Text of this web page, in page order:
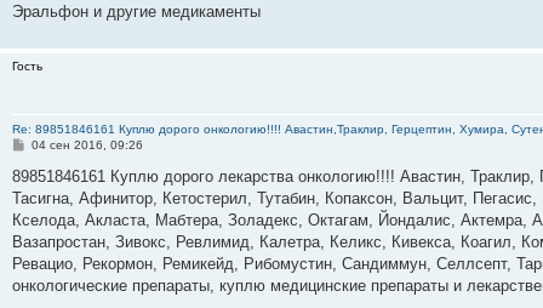
Эральфон и другие медикаменты
Гость
Re: 89851846161 Куплю дорого онкологию!!!! Авастин,Траклир, Герцептин, Хумира,
С
о
щ
е
и
е
04 сен 2016, 09:26
89851846161 Куплю дорого лекарства онкологию!!!! Авастин,
Тасигна, Афинитор, Кетостерил, Тутабин, Копаксон, Вальцит,
Кселода, Акласта, Мабтера, Золадекс, Октагам, Йондалис, Актемра,
Вазапростан, Зивокс, Ревлимид, Калетра, Келикс, Кивекса, Коагил,
Ревацио, Рекормон, Ремикейд, Рибомустин, Сандиммун, Селлсепт,
онкологические препараты, куплю медицинские препараты и